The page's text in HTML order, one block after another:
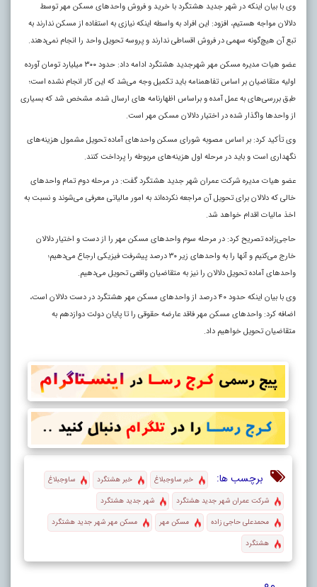
وی با بیان اینکه در شهر جدید هشتگرد با خرید و فروش واحدهای مسکن مهر توسط
دلالان مواجه هستیم، افزود: این افراد به واسطه اینکه نیازی به استفاده از مسکن ندارند به
تبع آن هیچ‌گونه سهمی در فروش اقساطی ندارند و پروسه تحویل واحد را انجام نمی‌دهند.
عضو هیات مدیره مسکن مهر شهرجدید هشتگرد ادامه داد: حدود ۳۰۰ میلیارد تومان آورده
اولیه متقاضیان بر اساس تفاهمنامه باید تکمیل وجه می‌شد که این کار انجام نشده است؛
طبق بررسی‌های به عمل آمده و براساس اظهارنامه‌ های ارسال شده، مشخص شد که بسیاری
از واحدها واگذار شده در اختیار دلالان مسکن مهر است.
وی تأکید کرد: بر اساس مصوبه شورای مسکن واحدهای آماده تحویل مشمول هزینه‌های
نگهداری است و باید در مرحله اول هزینه‌های مربوطه را پرداخت کنند.
عضو هیات مدیره شرکت عمران شهر جدید هشتگرد گفت: در مرحله دوم تمام واحدهای
خالی که دلالان برای تحویل آن مراجعه نکرده‌اند به امور مالیاتی معرفی می‌شوند و نسبت به
اخذ مالیات اقدام خواهد شد.
حاجی‌زاده تصریح کرد: در مرحله سوم واحدهای مسکن مهر را از دست و اختیار دلالان
خارج می‌کنیم و آنها را به واحدهای زیر ۳۰ درصد پیشرفت فیزیکی ارجاع می‌دهیم؛
واحدهای آماده تحویل دلالان را نیز به متقاضیان واقعی تحویل می‌دهیم.
وی با بیان اینکه حدود ۴۰ درصد از واحدهای مسکن مهر هشتگرد در دست دلالان است،
اضافه کرد: واحدهای مسکن مهر فاقد عارضه حقوقی را تا پایان دولت دوازدهم به
متقاضیان تحویل خواهیم داد.
برچسب ها: خبر ساوجبلاغ خبر هشتگرد
ساوجبلاغ
شرکت عمران شهر جدید هشتگرد
شهر جدید هشتگرد
محمدعلی حاجی زاده
مسکن مهر
مسکن مهر شهر جدید هشتگرد
هشتگرد